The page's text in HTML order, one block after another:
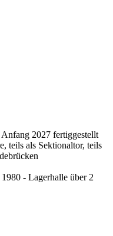
2027 fertiggestellt
teils als Sektionaltor, teils
- Lagerhalle über 2